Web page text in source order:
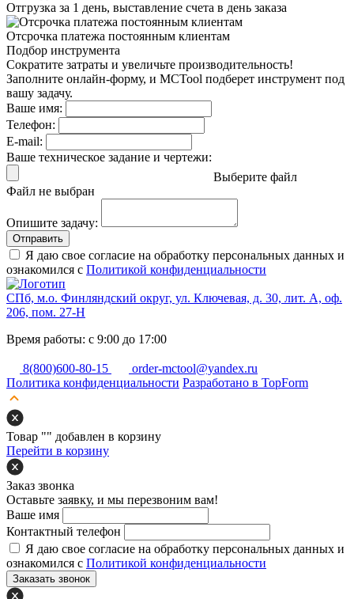
Отгрузка за 1 день, выставление счета в день заказа
Отсрочка платежа постоянным клиентам
Подбор инструмента
Сократите затраты и увеличьте производительность!
Заполните онлайн-форму, и MCTool подберет инструмент под
вашу задачу.
Ваше имя:
Телефон:
E-mail:
Ваше техническое задание и чертежи:
Выберите файл
Файл не выбран
Опишите задачу:
Отправить
Я даю свое согласие на обработку персональных данных и
ознакомился с Политикой конфиденциальности
СПб, м.о. Финляндский округ, ул. Ключевая, д. 30, лит. А, оф.
206, пом. 27-Н
Время работы: с 9:00 до 17:00
8(800)600-80-15
order-mctool@yandex.ru
Политика конфиденциальности Разработано в TopForm
Товар "" добавлен в корзину
Перейти в корзину
Заказ звонка
Оставьте заявку, и мы перезвоним вам!
Ваше имя
Контактный телефон
Я даю свое согласие на обработку персональных данных и
ознакомился с Политикой конфиденциальности
Заказать звонок